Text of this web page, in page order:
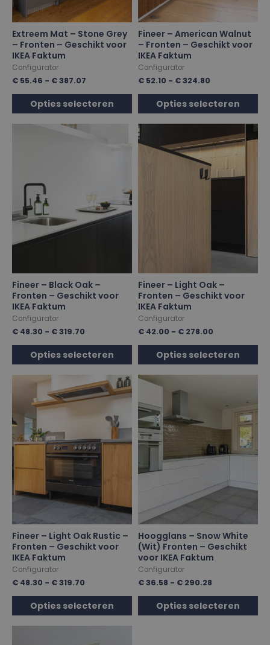
Extreem Mat – Stone Grey
– Fronten – Geschikt voor
IKEA Faktum
Configurator
€ 55.46 - €387.07
Opties selecteren
Fineer – American Walnut
– Fronten – Geschikt voor
IKEA Faktum
Configurator
€ 52.10 - €324.80
Opties selecteren
Fineer – Black Oak –
Fronten – Geschikt voor
IKEA Faktum
Configurator
€ 48.30 - €319.70
Opties selecteren
Fineer – Light Oak –
Fronten – Geschikt voor
IKEA Faktum
Configurator
€ 42.00 - € 278.00
Opties selecteren
Fineer – Light Oak Rustic –
Fronten – Geschikt voor
IKEA Faktum
Configurator
€ 48.30 - €319.70
Opties selecteren
Hoogglans – Snow White
(Wit) Fronten – Geschikt
voor IKEA Faktum
Configurator
€36.58 - € 290.28
Opties selecteren